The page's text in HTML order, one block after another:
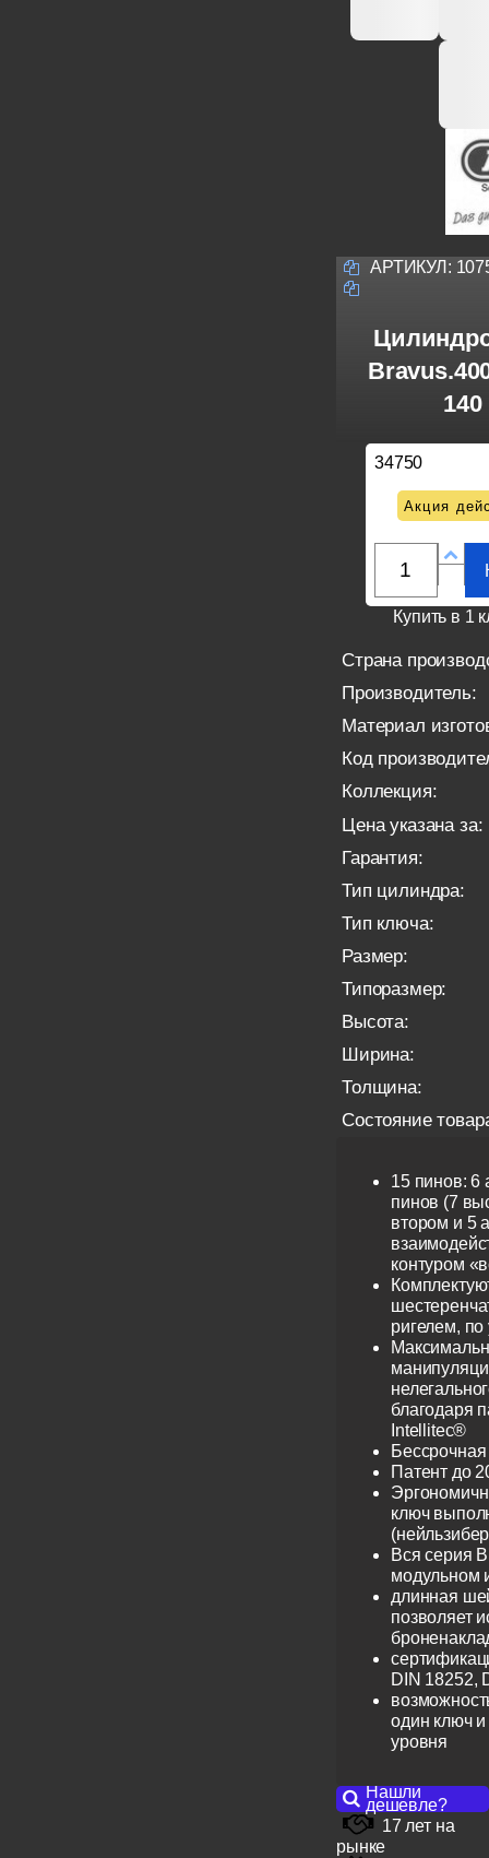
АРТИКУЛ:
34750
Акция
Купить в 1
Страна
Производитель:
Материал
Код
Коллекция:
Цена указана за:
Гарантия:
Тип цилиндра:
Тип ключа:
Размер:
Типоразмер:
Высота:
Ширина:
Толщина:
Состояние
15 пинов: 6
пинов (7
втором и 5
контуром
ригелем,
благодаря
Intellitec®
Патент до
ключ
Вся серия
модульном
длинная
позволяет
DIN 18252,
один ключ и
уровня
Нашли
дешевле?
17 лет на
рынке